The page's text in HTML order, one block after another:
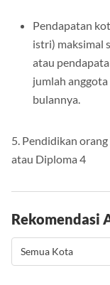
Pendapatan
istri) maksimal
atau
jumlah
bulannya.
5. Pendidikan
atau Diploma 4
Rekomendasi